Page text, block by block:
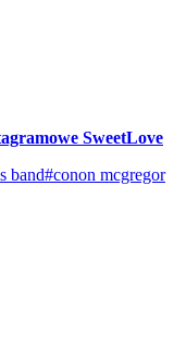
SweetLove
band#conon mcgregor